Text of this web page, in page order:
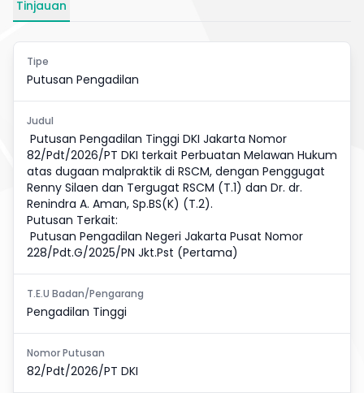
Tinjauan
Tipe
Putusan Pengadilan
Judul
Putusan Pengadilan Tinggi DKI Jakarta Nomor
82/Pdt/2026/PT DKI terkait Perbuatan Melawan Hukum
atas dugaan malpraktik di RSCM, dengan Penggugat
Renny Silaen dan Tergugat RSCM (T.1) dan Dr. dr.
Renindra A. Aman, Sp.BS(K) (T.2).
Putusan Terkait:
Putusan Pengadilan Negeri Jakarta Pusat Nomor
228/Pdt.G/2025/PN Jkt.Pst (Pertama)
T.E.U Badan/Pengarang
Pengadilan Tinggi
Nomor Putusan
82/Pdt/2026/PT DKI